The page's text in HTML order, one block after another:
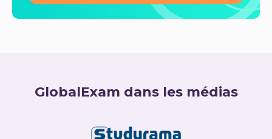
GlobalExam dans les médias